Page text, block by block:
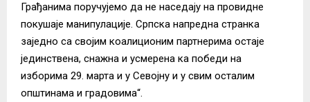
Грађанима поручујемо да не наседају на провидне
покушаје манипулације. Српска напредна странка
заједно са својим коалиционим партнерима остаје
јединствена, снажна и усмерена ка победи на
изборима 29. марта и у Севојну и у свим осталим
општинама и градовима“.